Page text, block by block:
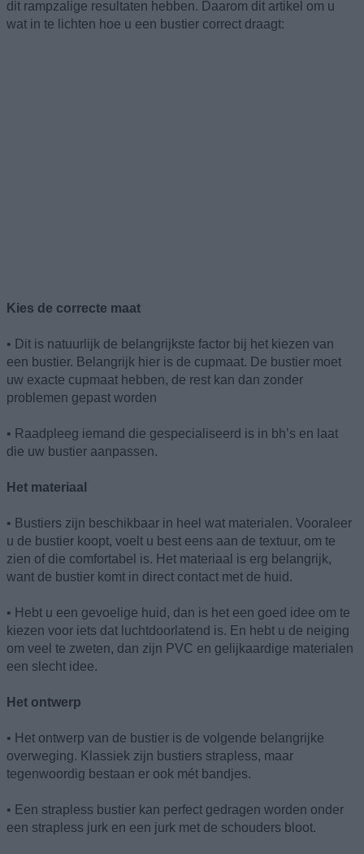
dit rampzalige resultaten hebben. Daarom dit artikel om u
wat in te lichten hoe u een bustier correct draagt:
Kies de correcte maat
• Dit is natuurlijk de belangrijkste factor bij het kiezen van
een bustier. Belangrijk hier is de cupmaat. De bustier moet
uw exacte cupmaat hebben, de rest kan dan zonder
problemen gepast worden
• Raadpleeg iemand die gespecialiseerd is in bh’s en laat
die uw bustier aanpassen.
Het materiaal
• Bustiers zijn beschikbaar in heel wat materialen. Vooraleer
u de bustier koopt, voelt u best eens aan de textuur, om te
zien of die comfortabel is. Het materiaal is erg belangrijk,
want de bustier komt in direct contact met de huid.
• Hebt u een gevoelige huid, dan is het een goed idee om te
kiezen voor iets dat luchtdoorlatend is. En hebt u de neiging
om veel te zweten, dan zijn PVC en gelijkaardige materialen
een slecht idee.
Het ontwerp
• Het ontwerp van de bustier is de volgende belangrijke
overweging. Klassiek zijn bustiers strapless, maar
tegenwoordig bestaan er ook mét bandjes.
• Een strapless bustier kan perfect gedragen worden onder
een strapless jurk en een jurk met de schouders bloot.